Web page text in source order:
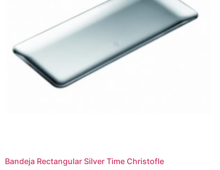
Bandeja Rectangular Silver Time Christofle